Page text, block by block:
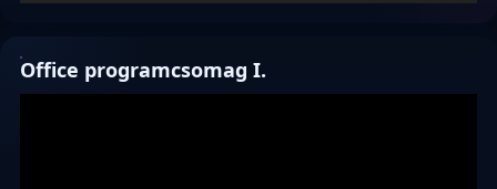
Office programcsomag I.